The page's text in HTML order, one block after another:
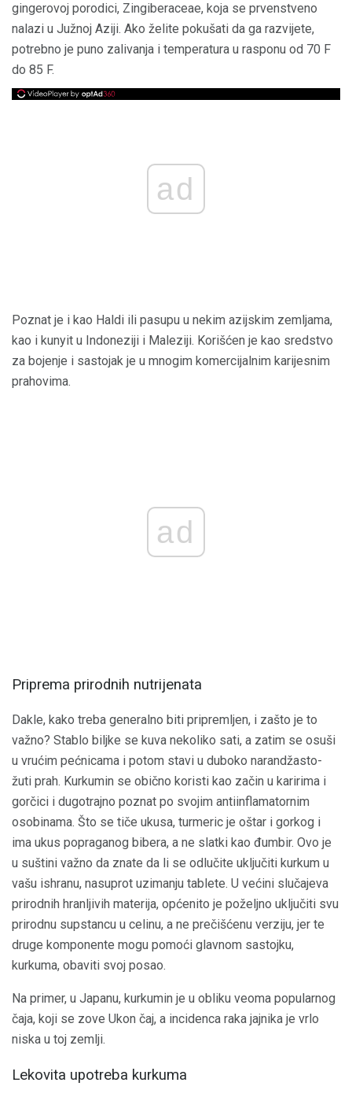
gingerovoj porodici, Zingiberaceae, koja se prvenstveno
nalazi u Južnoj Aziji. Ako želite pokušati da ga razvijete,
potrebno je puno zalivanja i temperatura u rasponu od 70 F
do 85 F.
ad
Poznat je i kao Haldi ili pasupu u nekim azijskim zemljama,
kao i kunyit u Indoneziji i Maleziji. Korišćen je kao sredstvo
za bojenje i sastojak je u mnogim komercijalnim karijesnim
prahovima.
ad
Priprema prirodnih nutrijenata
Dakle, kako treba generalno biti pripremljen, i zašto je to
važno? Stablo biljke se kuva nekoliko sati, a zatim se osuši
u vrućim pećnicama i potom stavi u duboko narandžasto-
žuti prah. Kurkumin se obično koristi kao začin u karirima i
gorčici i dugotrajno poznat po svojim antiinflamatornim
osobinama. Što se tiče ukusa, turmeric je oštar i gorkog i
ima ukus popraganog bibera, a ne slatki kao đumbir. Ovo je
u suštini važno da znate da li se odlučite uključiti kurkum u
vašu ishranu, nasuprot uzimanju tablete. U većini slučajeva
prirodnih hranljivih materija, općenito je poželjno uključiti svu
prirodnu supstancu u celinu, a ne prečišćenu verziju, jer te
druge komponente mogu pomoći glavnom sastojku,
kurkuma, obaviti svoj posao.
Na primer, u Japanu, kurkumin je u obliku veoma popularnog
čaja, koji se zove Ukon čaj, a incidenca raka jajnika je vrlo
niska u toj zemlji.
Lekovita upotreba kurkuma